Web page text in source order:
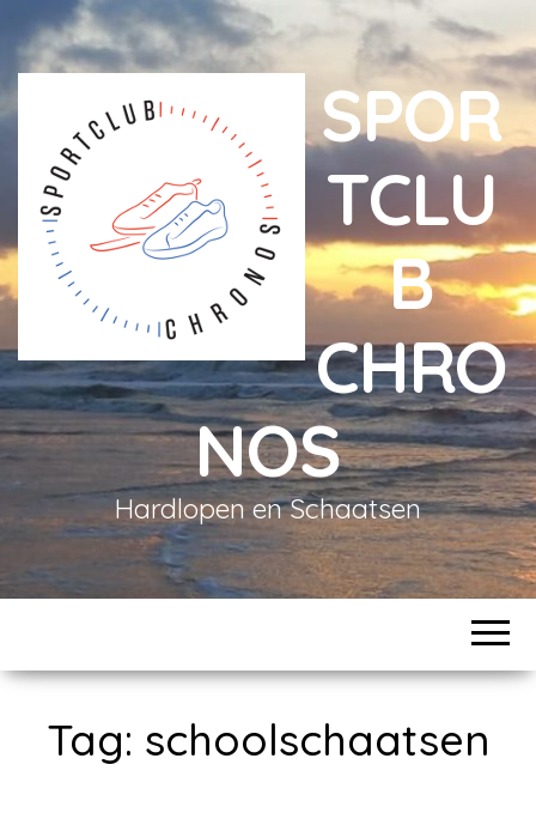
SPOR
TCLU
B
CHRO
NOS
Hardlopen en Schaatsen
Tag: schoolschaatsen